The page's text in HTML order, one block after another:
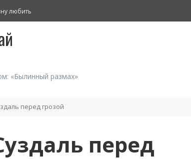
любить
«Былинный размах»
перед грозой
перед